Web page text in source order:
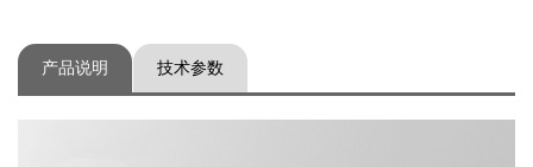
产品说明 技术参数